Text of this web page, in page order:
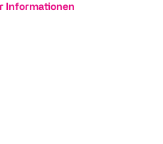
Informationen